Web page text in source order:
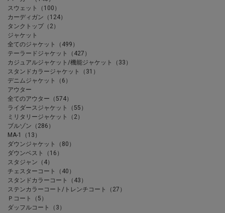
スウェット（100）
カーディガン（124）
タンクトップ（2）
ジャケット
全てのジャケット（499）
テーラードジャケット（427）
カジュアルジャケット/機能ジャケット（33）
スタンドカラージャケット（31）
デニムジャケット（6）
アウター
全てのアウター（574）
ライダースジャケット（55）
ミリタリージャケット（2）
ブルゾン（286）
MA-1（13）
ダウンジャケット（80）
ダウンベスト（16）
スタジャン（4）
チェスターコート（40）
スタンドカラーコート（43）
ステンカラーコート/トレンチコート（27）
Ｐコート（5）
ダッフルコート（3）